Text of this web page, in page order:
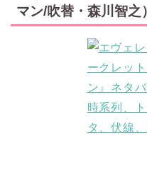
マン/吹替・森川智之）